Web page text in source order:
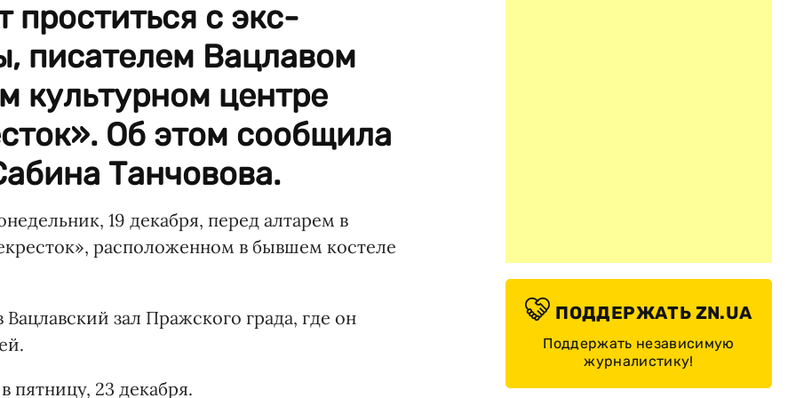
проститься с экс-
писателем Вацлавом
культурном центре
Об этом сообщила
Танчовова.
19 декабря, перед алтарем в
расположенном в бывшем костеле
Вацлавский зал Пражского града, где он
пятницу, 23 декабря.
ПОДДЕРЖАТЬ ZN.UA
Поддержать независимую
журналистику!